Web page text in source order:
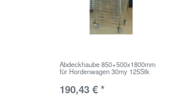
Abdeckhaube 850+500x1800mm
für Hordenwagen 30my 125Stk
190,43 € *